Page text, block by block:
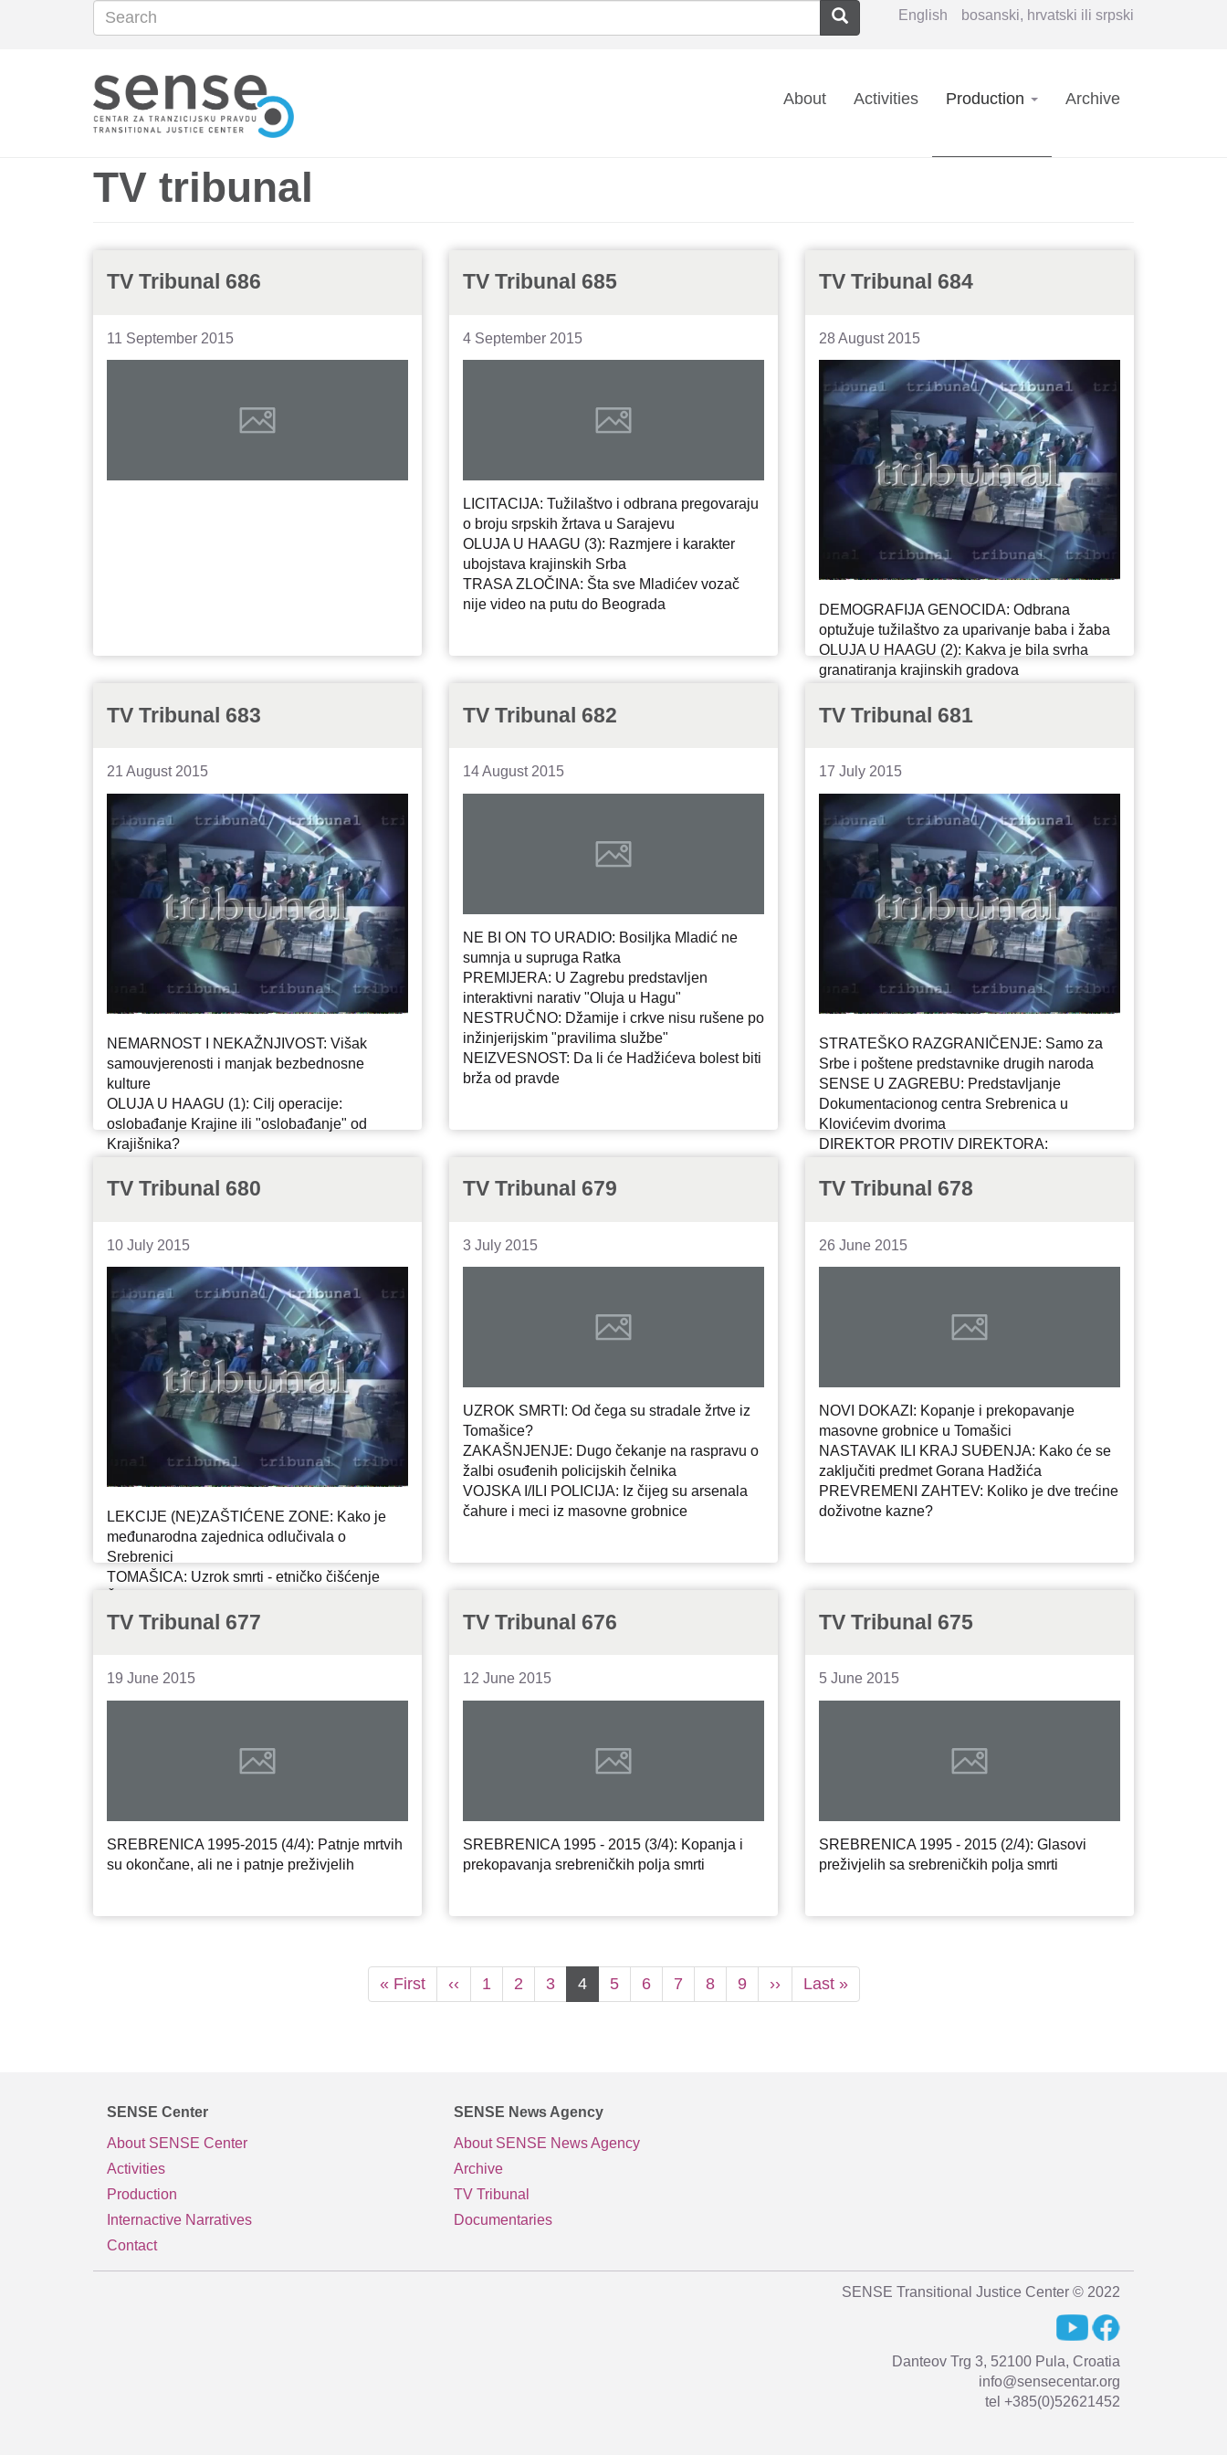
English bosanski, hrvatski ili srpski
Search
Search Search
About Activities Production Archive
TV tribunal
TV Tribunal 686
11 September 2015
TV Tribunal 685
4 September 2015
LICITACIJA: Tužilaštvo i odbrana pregovaraju
o broju srpskih žrtava u Sarajevu
OLUJA U HAAGU (3): Razmjere i karakter
ubojstava krajinskih Srba
TRASA ZLOČINA: Šta sve Mladićev vozač
nije video na putu do Beograda
TV Tribunal 684
28 August 2015
DEMOGRAFIJA GENOCIDA: Odbrana
optužuje tužilaštvo za uparivanje baba i žaba
OLUJA U HAAGU (2): Kakva je bila svrha
granatiranja krajinskih gradova
izgleda za nastavak suđenja Goranu Hadžiću
TV Tribunal 683
21 August 2015
NEMARNOST I NEKAŽNJIVOST: Višak
samouvjerenosti i manjak bezbednosne
kulture
OLUJA U HAAGU (1): Cilj operacije:
oslobađanje Krajine ili "oslobađanje" od
Krajišnika?
za dvadesetogodišnjicu braka
TV Tribunal 682
14 August 2015
NE BI ON TO URADIO: Bosiljka Mladić ne
sumnja u supruga Ratka
PREMIJERA: U Zagrebu predstavljen
interaktivni narativ "Oluja u Hagu"
NESTRUČNO: Džamije i crkve nisu rušene po
inžinjerijskim "pravilima službe"
NEIZVESNOST: Da li će Hadžićeva bolest biti
brža od pravde
TV Tribunal 681
17 July 2015
STRATEŠKO RAZGRANIČENJE: Samo za
Srbe i poštene predstavnike drugih naroda
SENSE U ZAGREBU: Predstavljanje
Dokumentacionog centra Srebrenica u
Klovićevim dvorima
DIREKTOR PROTIV DIREKTORA:
nestale
TV Tribunal 680
10 July 2015
LEKCIJE (NE)ZAŠTIĆENE ZONE: Kako je
međunarodna zajednica odlučivala o
Srebrenici
TOMAŠICA: Uzrok smrti - etničko čišćenje
Stanišića i Simatovića?
TV Tribunal 679
3 July 2015
UZROK SMRTI: Od čega su stradale žrtve iz
Tomašice?
ZAKAŠNJENJE: Dugo čekanje na raspravu o
žalbi osuđenih policijskih čelnika
VOJSKA I/ILI POLICIJA: Iz čijeg su arsenala
čahure i meci iz masovne grobnice
TV Tribunal 678
26 June 2015
NOVI DOKAZI: Kopanje i prekopavanje
masovne grobnice u Tomašici
NASTAVAK ILI KRAJ SUĐENJA: Kako će se
zaključiti predmet Gorana Hadžića
PREVREMENI ZAHTEV: Koliko je dve trećine
doživotne kazne?
TV Tribunal 677
19 June 2015
SREBRENICA 1995-2015 (4/4): Patnje mrtvih
su okončane, ali ne i patnje preživjelih
TV Tribunal 676
12 June 2015
SREBRENICA 1995 - 2015 (3/4): Kopanja i
prekopavanja srebreničkih polja smrti
TV Tribunal 675
5 June 2015
SREBRENICA 1995 - 2015 (2/4): Glasovi
preživjelih sa srebreničkih polja smrti
First
page
« First
Previous
page
‹‹ Page
1 Page
2 Page
3
Current
page
4 Page
5 Page
6 Page
7 Page
8 Page
9
Next
page
››
Last
page
Last »
SENSE Center
About SENSE Center
Activities
Production
Internactive Narratives
Contact
SENSE News Agency
About SENSE News Agency
Archive
TV Tribunal
Documentaries
SENSE Transitional Justice Center © 2022
Danteov Trg 3, 52100 Pula, Croatia
info@sensecentar.org
tel +385(0)52621452